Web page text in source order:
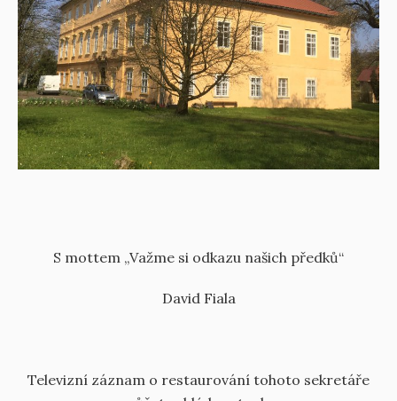
S mottem „Važme si odkazu našich předků“
David Fiala
Televizní záznam o restaurování tohoto sekretáře